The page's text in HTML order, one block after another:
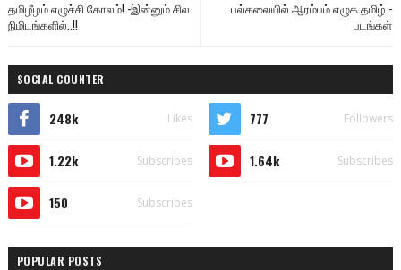
பல்கலையில் ஆரம்பம் எழுக தமிழ்.-
படங்கள்
தமிழீழம் எழுச்சி கோலம்! -இன்னும் சில
நிமிடங்களில்..!!
SOCIAL COUNTER
248k Likes 777 Followers
1.22k Subscribes 1.64k Subscribes
150 Subscribes
POPULAR POSTS